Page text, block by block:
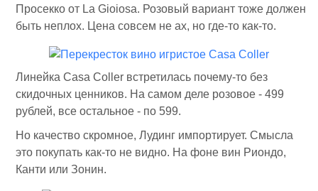
Просекко от La Gioiosa. Розовый вариант тоже должен
быть неплох. Цена совсем не ах, но где-то как-то.
Линейка Casa Coller встретилась почему-то без
скидочных ценников. На самом деле розовое - 499
рублей, все остальное - по 599.
Но качество скромное, Лудинг импортирует. Смысла
это покупать как-то не видно. На фоне вин Риондо,
Канти или Зонин.